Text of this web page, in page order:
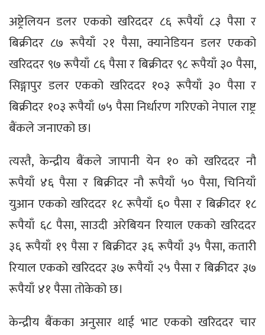
अष्ट्रेलियन डलर एकको खरिददर ८६ रूपैयाँ ८३ पैसा र
बिक्रीदर ८७ रूपैयाँ २१ पैसा, क्यानेडियन डलर एकको
खरिददर ९७ रूपैयाँ ८६ पैसा र बिक्रीदर ९८ रूपैयाँ ३० पैसा,
सिङ्गापुर डलर एकको खरिददर १०३ रूपैयाँ ३० पैसा र
बिक्रीदर १०३ रूपैयाँ ७५ पैसा निर्धारण गरिएको नेपाल राष्ट्र
बैंकले जनाएको छ।
त्यस्तै, केन्द्रीय बैंकले जापानी येन १० को खरिददर नौ
रूपैयाँ ४६ पैसा र बिक्रीदर नौ रूपैयाँ ५० पैसा, चिनियाँ
युआन एकको खरिददर १८ रूपैयाँ ६० पैसा र बिक्रीदर १८
रूपैयाँ ६८ पैसा, साउदी अरेबियन रियाल एकको खरिददर
३६ रूपैयाँ १९ पैसा र बिक्रीदर ३६ रूपैयाँ ३५ पैसा, कतारी
रियाल एकको खरिददर ३७ रूपैयाँ २५ पैसा र बिक्रीदर ३७
रूपैयाँ ४१ पैसा तोकेको छ।
केन्द्रीय बैंकका अनुसार थाई भाट एकको खरिददर चार